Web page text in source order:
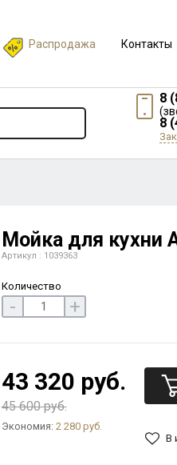
Распродажа Контакты
8
8
Мойка для кухни
Артикул : 1039363
Количество
- +
43 320 руб.
45 600 руб.
Экономия: 2 280 руб.
В